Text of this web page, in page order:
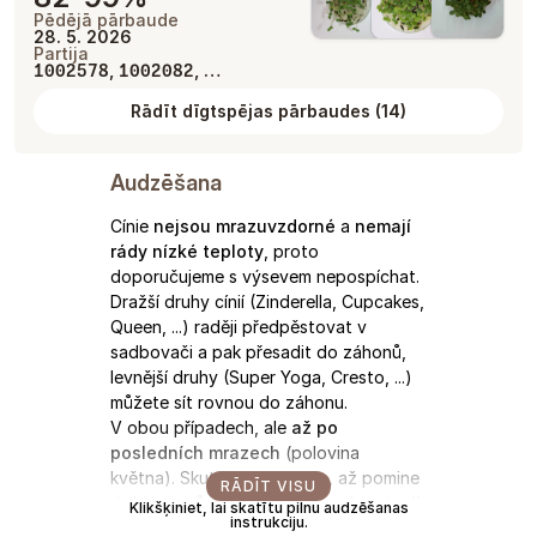
Pēdējā pārbaude
28. 5. 2026
Partija
1002578 1002082 , …
Rādīt dīgtspējas pārbaudes (14)
Audzēšana
Cínie nejsou mrazuvzdorné a nemají
rády nízké teploty , proto
doporučujeme s výsevem nepospíchat.
Dražší druhy cínií (Zinderella, Cupcakes,
Queen, ...) raději předpěstovat v
sadbovači a pak přesadit do záhonů,
levnější druhy (Super Yoga, Cresto, ...)
můžete sít rovnou do záhonu.
V obou případech, ale až po
posledních mrazech (polovina
května). Skutečně počkejte, až pomine
riziko mrazů a zároveň se trochu oteplí.
Nízké teploty cínie jen zbytečně
RĀDĪT VISU
Klikšķiniet, lai skatītu pilnu audzēšanas
instrukciju.